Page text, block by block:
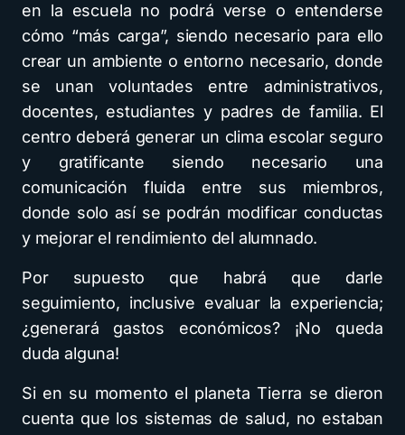
en la escuela no podrá verse o entenderse
cómo “más carga”, siendo necesario para ello
crear un ambiente o entorno necesario, donde
se unan voluntades entre administrativos,
docentes, estudiantes y padres de familia. El
centro deberá generar un clima escolar seguro
y gratificante siendo necesario una
comunicación fluida entre sus miembros,
donde solo así se podrán modificar conductas
y mejorar el rendimiento del alumnado.
Por supuesto que habrá que darle
seguimiento, inclusive evaluar la experiencia;
¿generará gastos económicos? ¡No queda
duda alguna!
Si en su momento el planeta Tierra se dieron
cuenta que los sistemas de salud, no estaban